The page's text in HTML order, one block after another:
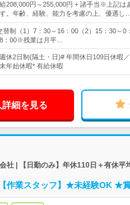
208,000円～255,000円 + 諸手当※上記は
。年齢、経験、能力を考慮の上、優遇し…
替制（1）7：30～16：00（2）15：30～0
：00※残業は月平…
休2日制(隔土・日)# 年間休日109日休暇
年始休暇* 有給休暇
詳細を見る
社 | 【日勤のみ】年休110日＋有休平
作業スタッフ】★未経験OK ★